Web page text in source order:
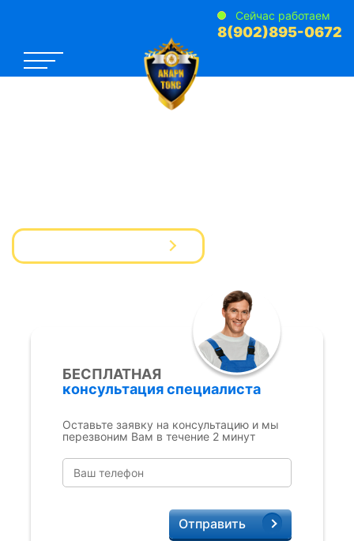
Сейчас работаем
8(902)895-0672
БЕСПЛАТНАЯ
консультация специалиста
Оставьте заявку на консультацию и мы
перезвоним Вам в течение 2 минут
Отправить